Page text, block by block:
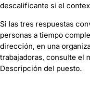
descalificante si el
Si las tres respuestas
personas a tiempo
dirección, en una
trabajadoras, consulte el
Descripción del puesto.